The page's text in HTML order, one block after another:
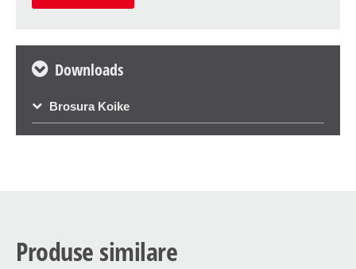
Downloads
Brosura Koike
Produse similare